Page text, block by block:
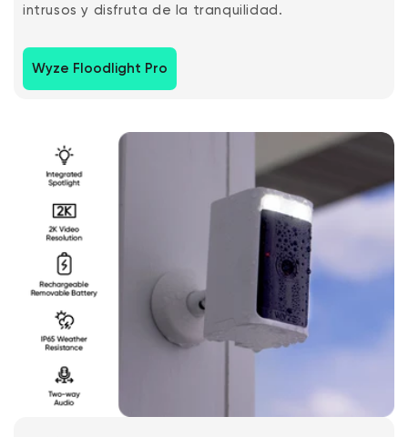
intrusos y disfruta de la tranquilidad.
Wyze Floodlight Pro